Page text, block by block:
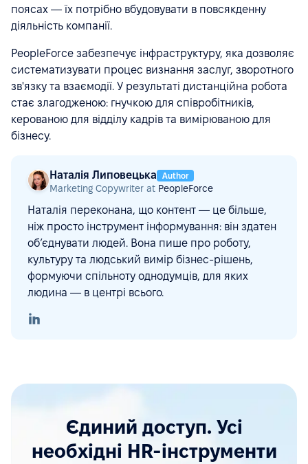
поясах — їх потрібно вбудовувати в повсякденну
діяльність компанії.
PeopleForce забезпечує інфраструктуру, яка дозволяє
систематизувати процес визнання заслуг, зворотного
зв'язку та взаємодії. У результаті дистанційна робота
стає злагодженою: гнучкою для співробітників,
керованою для відділу кадрів та вимірюваною для
бізнесу.
Наталія Липовецька Author
Marketing Copywriter at PeopleForce
Наталія переконана, що контент — це більше,
ніж просто інструмент інформування: він здатен
об’єднувати людей. Вона пише про роботу,
культуру та людський вимір бізнес-рішень,
формуючи спільноту однодумців, для яких
людина — в центрі всього.
Єдиний доступ. Усі
необхідні HR-інструменти